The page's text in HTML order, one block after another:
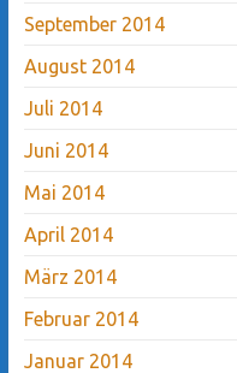
September 2014
August 2014
Juli 2014
Juni 2014
Mai 2014
April 2014
März 2014
Februar 2014
Januar 2014